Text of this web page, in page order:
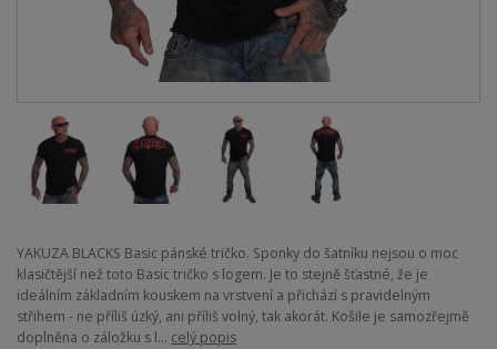
YAKUZA BLACKS Basic pánské tričko. Sponky do šatníku nejsou o moc
klasičtější než toto Basic tričko s logem. Je to stejně šťastné, že je
ideálním základním kouskem na vrstvení a přichází s pravidelným
střihem - ne příliš úzký, ani příliš volný, tak akorát. Košile je samozřejmě
doplněna o záložku s l... celý popis